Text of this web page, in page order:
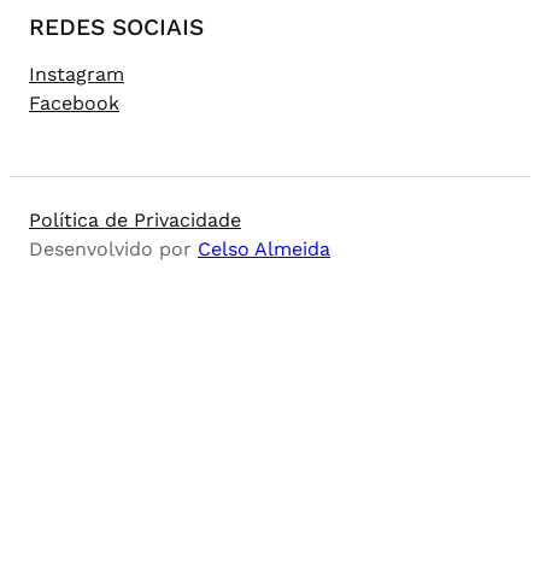
REDES SOCIAIS
Instagram
Facebook
Política de Privacidade
Desenvolvido por Celso Almeida